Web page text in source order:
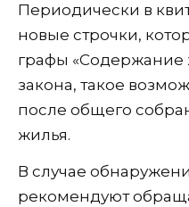
Периодически в
новые строчки,
графы «Содержание
закона, такое
после общего
жилья.
В случае
рекомендуют